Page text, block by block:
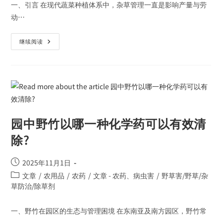
一、引言 在现代蔬菜种植体系中，杂草管理一直是影响产量与劳
动…
继续阅读
园中野竹以哪一种化学药可以有效清
除?
2025年11月1日
文章 / 农用品 / 农药 / 文章 - 农药、病虫害 / 野草害/野草/杂
草防治/除草剂
一、野竹在园区的生态与管理困境 在东南亚及南方园区，野竹常